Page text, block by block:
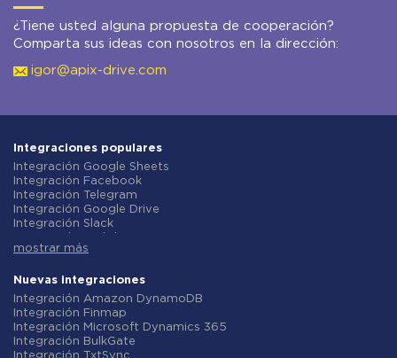
¿Tiene usted alguna propuesta de cooperación?
Comparta sus ideas con nosotros en la dirección:
igor@apix-drive.com
Integraciones populares
Integración Google Sheets
Integración Facebook
Integración Telegram
Integración Google Drive
Integración Slack
Integración Gmail
Integración ClickUp
Integración Airtable
Integración Google Contacts
Integración OpenAI (ChatGPT)
Integración Instagram
Integración ActiveCampaign
mostrar más
Nuevas integraciones
Integración Amazon DynamoDB
Integración Finmap
Integración Microsoft Dynamics 365
Integración BulkGate
Integración TxtSync